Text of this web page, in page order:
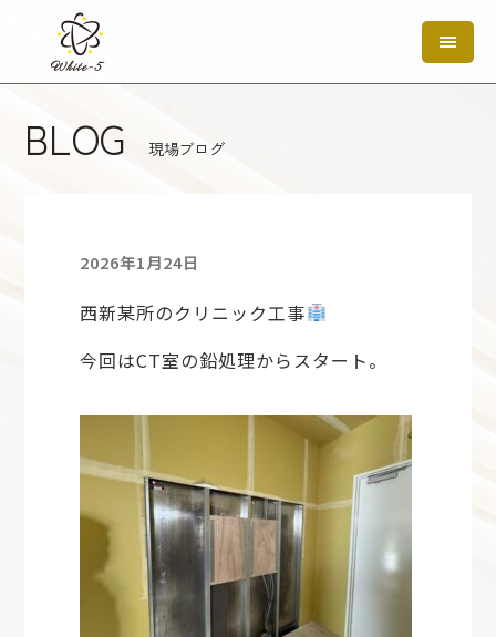
BLOG 現場ブログ
2026年1月24日
西新某所のクリニック工事
今回はCT室の鉛処理からスタート。